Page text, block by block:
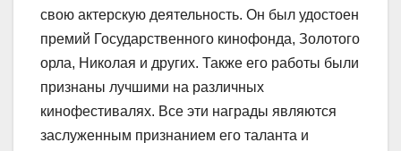
свою актерскую деятельность. Он был удостоен
премий Государственного кинофонда, Золотого
орла, Николая и других. Также его работы были
признаны лучшими на различных
кинофестивалях. Все эти награды являются
заслуженным признанием его таланта и